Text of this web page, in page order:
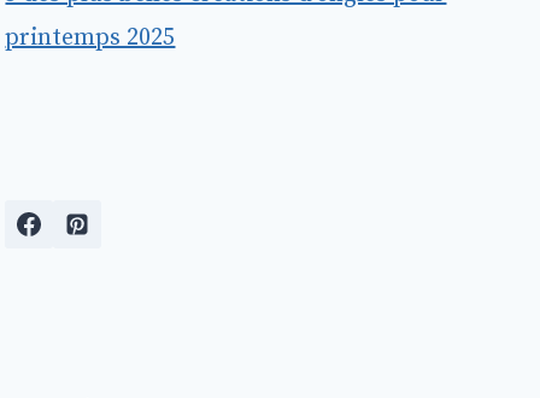
printemps 2025